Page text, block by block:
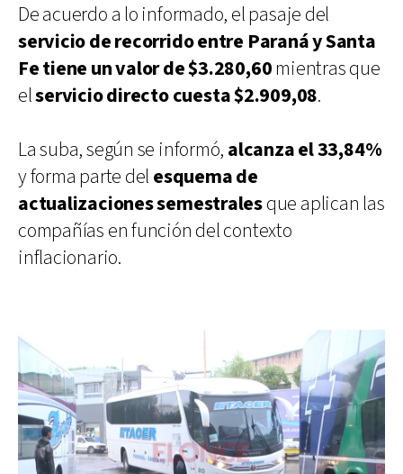
De acuerdo a lo informado, el pasaje del
servicio de recorrido entre Paraná y Santa
Fe tiene un valor de $3.280,60mientras que
elservicio directo cuesta $2.909,08.
La suba, según se informó, alcanza el 33,84%
y forma parte del esquema de
actualizaciones semestralesque aplican las
compañías en función del contexto
inflacionario.